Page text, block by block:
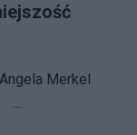
Merkel
...